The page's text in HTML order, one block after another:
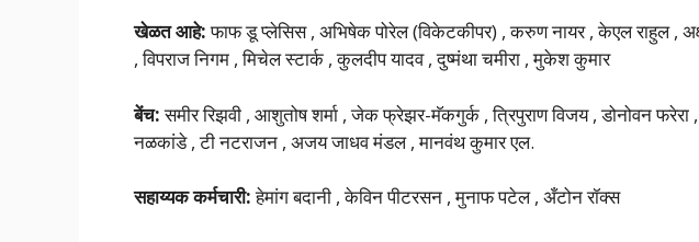
खेळत आहे:फाफ डू प्लेसिस , अभिषेक पोरेल (विकेटकीपर) , करुण नायर , केएल राहुल ,
, विपराज निगम , मिचेल स्टार्क , कुलदीप यादव , दुष्मंथा चमीरा , मुकेश कुमार
बेंच:समीर रिझवी , आशुतोष शर्मा , जेक फ्रेझर-मॅकगुर्क , त्रिपुराण विजय , डोनोवन फरेरा ,
नळकांडे , टी नटराजन , अजय जाधव मंडल , मानवंथ कुमार एल.
सहाय्यक कर्मचारी:हेमांग बदानी , केविन पीटरसन , मुनाफ पटेल , अँटोन रॉक्स